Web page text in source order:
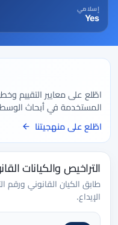
إسلامي
Yes
اطّلع على معايير التقييم
المستخدمة في أبحاث
اطّلع على منهجيتنا
التراخيص والكيانات
طابق الكيان القانوني ورقم
الإيداع.